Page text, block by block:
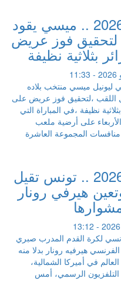
مونديال 2026 .. ميسي يقود
لتحقيق فوز عريض
بثلاثية نظيفة
ليونيل ميسي منتخب بلاده
اللقب ،لتحقيق فوز عريض على
نظيفة ،في المباراة التي
على أرضية ملعب
المجموعة العاشرة
مونديال 2026 .. تونس تقيل
هيرفي رونار
لكرة القدم المدرب صبري
هيرفيه رونار بدلا منه
في أميركا الشمالية،
الرسمي، أمس